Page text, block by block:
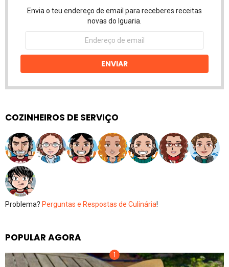
Envia o teu endereço de email para receberes receitas
novas do Iguaria.
Endereço
email
ENVIAR
COZINHEIROS DE SERVIÇO
Problema? Perguntas e Respostas de Culinária!
POPULAR AGORA